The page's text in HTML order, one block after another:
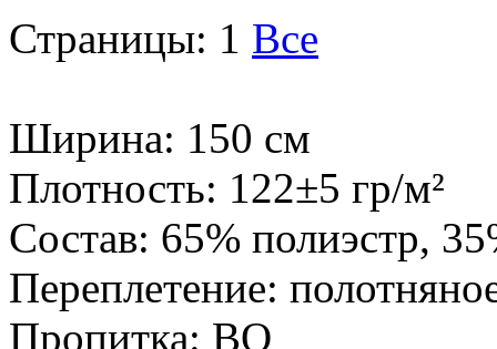
Страницы: 1 Все
Ширина: 150 см
Плотность: 122±5 гр/м²
Состав: 65% полиэстр,
Переплетение:
Пропитка: ВО